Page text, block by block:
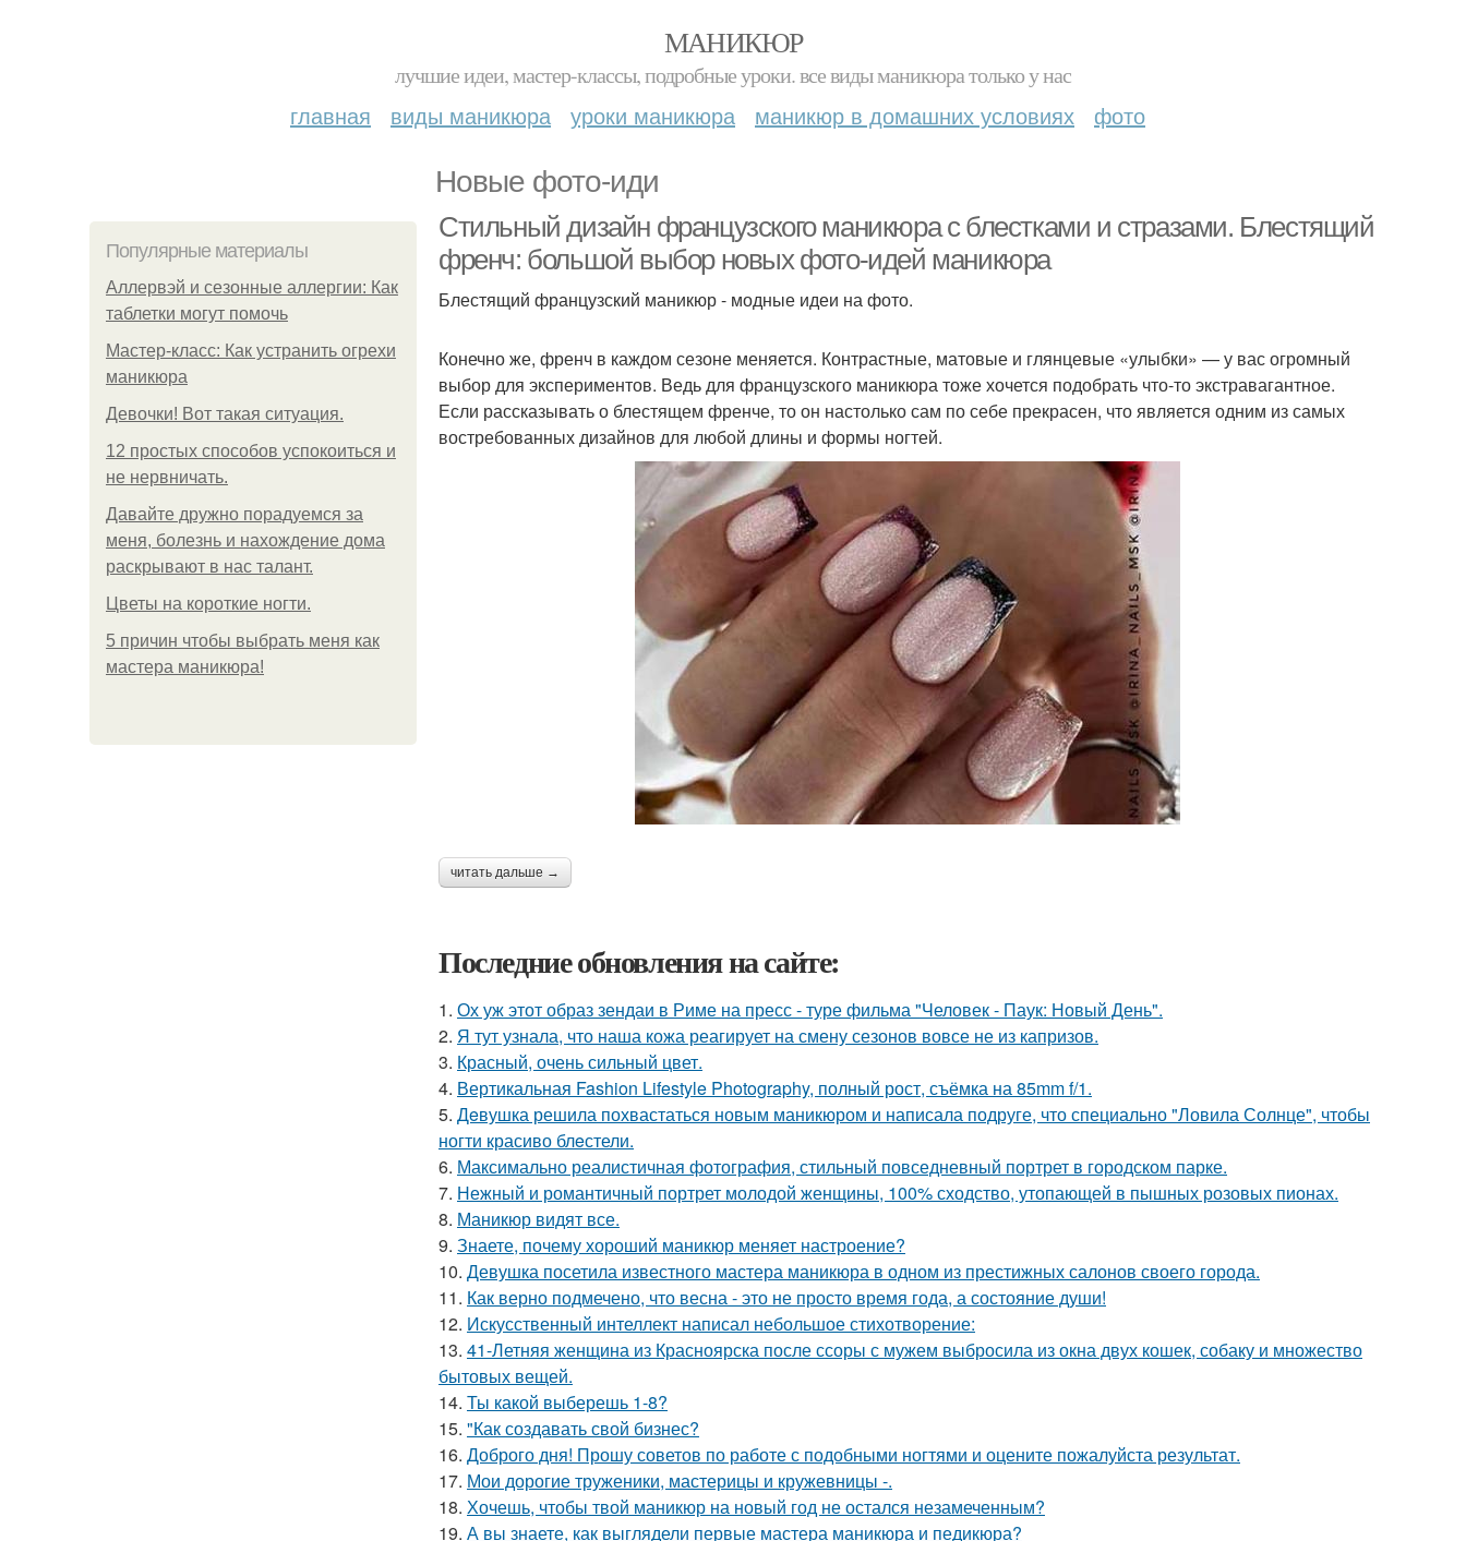
МАНИКЮР
лучшие идеи, мастер-классы, подробные уроки. все виды маникюра только у нас
главная виды маникюра уроки маникюра маникюр в домашних условиях фото
Новые фото-иди
Популярные материалы
Аллервэй и сезонные аллергии: Как
таблетки могут помочь
Мастер-класс: Как устранить огрехи
маникюра
Девочки! Вот такая ситуация.
12 простых способов успокоиться и
не нервничать.
Давайте дружно порадуемся за
меня, болезнь и нахождение дома
раскрывают в нас талант.
Цветы на короткие ногти.
5 причин чтобы выбрать меня как
мастера маникюра!
Стильный дизайн французского маникюра с блестками и стразами. Блестящий
френч: большой выбор новых фото-идей маникюра
Блестящий французский маникюр - модные идеи на фото.
Конечно же, френч в каждом сезоне меняется. Контрастные, матовые и глянцевые «улыбки» — у вас огромный
выбор для экспериментов. Ведь для французского маникюра тоже хочется подобрать что-то экстравагантное.
Если рассказывать о блестящем френче, то он настолько сам по себе прекрасен, что является одним из самых
востребованных дизайнов для любой длины и формы ногтей.
читать дальше →
Последние обновления на сайте:
1. Ох уж этот образ зендаи в Риме на пресс - туре фильма "Человек - Паук: Новый День".
2. Я тут узнала, что наша кожа реагирует на смену сезонов вовсе не из капризов.
3. Красный, очень сильный цвет.
4. Вертикальная Fashion Lifestyle Photography, полный рост, съёмка на 85mm f/1.
5. Дeвушка решила похвастаться новым маникюром и написала подруге, что специально "Ловила Солнце", чтобы
ногти красиво блeстели.
6. Максимально реалистичная фотография, стильный повседневный портрет в городском парке.
7. Нежный и романтичный портрет молодой женщины, 100% сходство, утопающей в пышных розовых пионах.
8. Маникюр видят все.
9. Знаете, почему хороший маникюр меняет настроение?
10. Девушка посетила известного мастера маникюра в одном из престижных салонов своего города.
11. Как верно подмечено, что весна - это не просто время года, а состояние души!
12. Искусственный интеллект написал небольшое стихотворение:
13. 41-Летняя женщина из Красноярска после ссоры с мужем выбросила из окна двух кошек, собаку и множество
бытовых вещей.
14. Ты какой выберешь 1-8?
15. "Как создавать свой бизнес?
16. Доброго дня! Прошу советов по работе с подобными ногтями и оцените пожалуйста результат.
17. Мои дорогие труженики, мастерицы и кружевницы -.
18. Хочешь, чтобы твой маникюр на новый год не остался незамеченным?
19. А вы знаете, как выглядели первые мастера маникюра и педикюра?